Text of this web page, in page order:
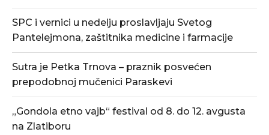
SPC i vernici u nedelju proslavljaju Svetog
Pantelejmona, zaštitnika medicine i farmacije
Sutra je Petka Trnova – praznik posvećen
prepodobnoj mučenici Paraskevi
„Gondola etno vajb“ festival od 8. do 12. avgusta
na Zlatiboru